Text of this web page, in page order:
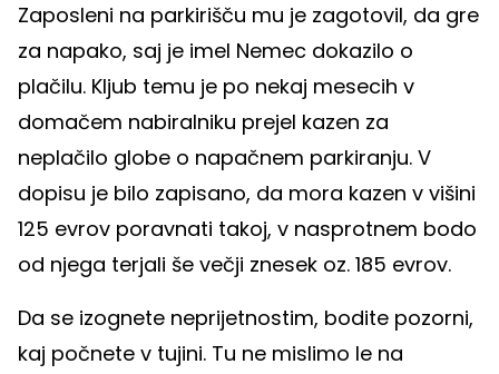
Zaposleni na parkirišču mu je zagotovil, da gre
za napako, saj je imel Nemec dokazilo o
plačilu. Kljub temu je po nekaj mesecih v
domačem nabiralniku prejel kazen za
neplačilo globe o napačnem parkiranju. V
dopisu je bilo zapisano, da mora kazen v višini
125 evrov poravnati takoj, v nasprotnem bodo
od njega terjali še večji znesek oz. 185 evrov.
Da se izognete neprijetnostim, bodite pozorni,
kaj počnete v tujini. Tu ne mislimo le na